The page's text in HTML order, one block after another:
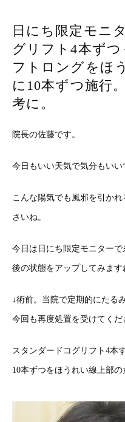
日にち限定モニ
グリフト4本ずつ
フトロングをほ
に10本ずつ施行
考に。
院長の佐藤です。
今日もいい天気で気分もいい
こんな陽気でも風邪を引か
さいね。
今日は日にち限定モニター
後の状態をアップしてみます
↓術前。当院で定期的にたる
今回も再度処置を受けてくだ
スタンダードコグリフト4本
10本ずつをほうれい線上部